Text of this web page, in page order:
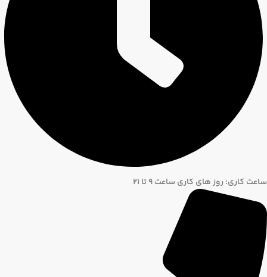
ساعت کاری: روز های کاری ساعت ۹ تا ۲۱